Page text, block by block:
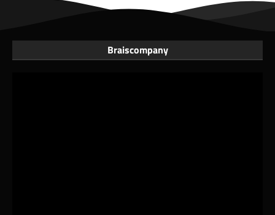
Braiscompany